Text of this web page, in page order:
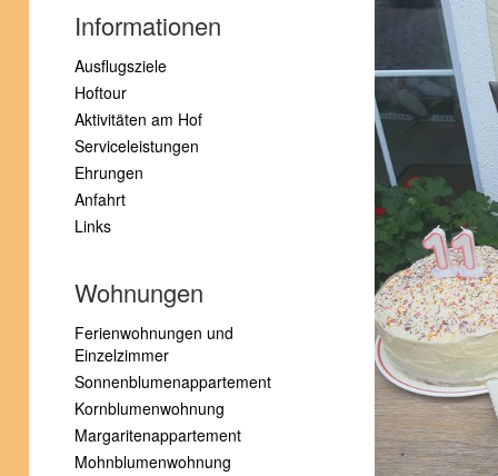
Informationen
Ausflugsziele
Hoftour
Aktivitäten am Hof
Serviceleistungen
Ehrungen
Anfahrt
Links
Wohnungen
Ferienwohnungen und
Einzelzimmer
Sonnenblumenappartement
Kornblumenwohnung
Margaritenappartement
Mohnblumenwohnung